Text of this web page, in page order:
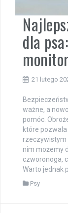
dla
21 lutego
ważne, a
pomóc.
które
rzeczywistym
nim możemy
czworonoga,
Warto jednak
Psy